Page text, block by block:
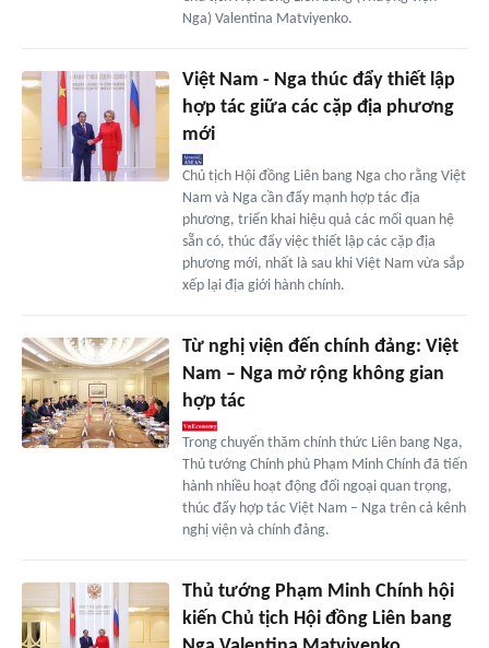
Nga) Valentina Matviyenko.
Việt Nam - Nga thúc đẩy thiết lập
hợp tác giữa các cặp địa phương
mới
Chủ tịch Hội đồng Liên bang Nga cho rằng Việt
Nam và Nga cần đẩy mạnh hợp tác địa
phương, triển khai hiệu quả các mối quan hệ
sẵn có, thúc đẩy việc thiết lập các cặp địa
phương mới, nhất là sau khi Việt Nam vừa sắp
xếp lại địa giới hành chính.
Từ nghị viện đến chính đảng: Việt
Nam – Nga mở rộng không gian
hợp tác
Trong chuyến thăm chính thức Liên bang Nga,
Thủ tướng Chính phủ Phạm Minh Chính đã tiến
hành nhiều hoạt động đối ngoại quan trọng,
thúc đẩy hợp tác Việt Nam – Nga trên cả kênh
nghị viện và chính đảng.
Thủ tướng Phạm Minh Chính hội
kiến Chủ tịch Hội đồng Liên bang